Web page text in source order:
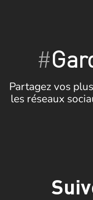
#
Partagez vos
les réseaux